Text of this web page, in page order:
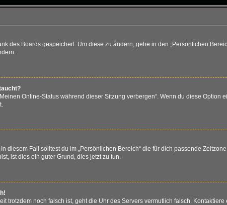
des Boards gespeichert. Um diese zu ändern, gehe in den „Persönlichen
Online-Status während dieser Sitzung verbergen“. Wenn du diese Option
Fall solltest du im „Persönlichen Bereich“ die für dich passende
ist dies ein guter Grund, dies jetzt zu tun.
trotzdem noch falsch ist, geht die Uhr des Servers vermutlich falsch.